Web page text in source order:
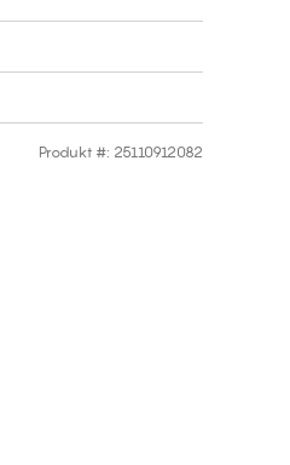
Produkt #: 25110912082